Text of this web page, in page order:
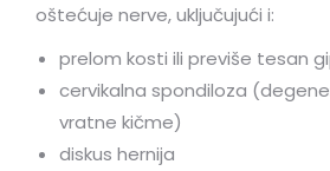
oštećuje nerve, uključujući i:
prelom kosti ili previše tesan
cervikalna spondiloza
vratne kičme)
diskus hernija